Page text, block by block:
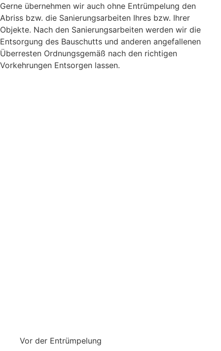
Gerne übernehmen wir auch ohne Entrümpelung den
Abriss bzw. die Sanierungsarbeiten Ihres bzw. Ihrer
Objekte. Nach den Sanierungsarbeiten werden wir die
Entsorgung des Bauschutts und anderen angefallenen
Überresten Ordnungsgemäß nach den richtigen
Vorkehrungen Entsorgen lassen.
Vor der Entrümpelung